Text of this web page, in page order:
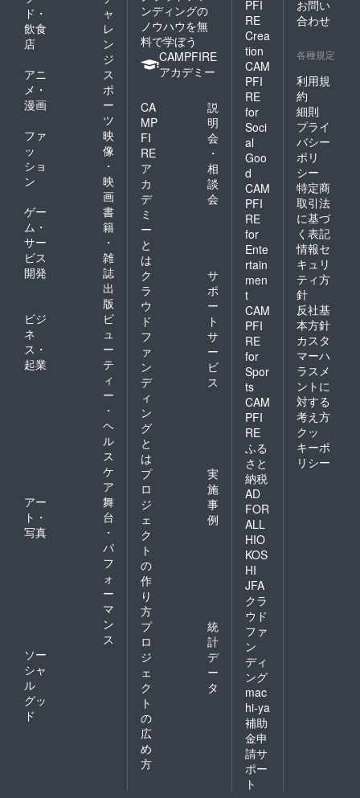
ド・
飲食
店
ャ
レ
ン
ジ
アニ
メ・
漫画
ス
ポ
ー
ツ
ファ
ッ
ショ
ン
映
像
・
映
画
ゲー
ム・
サー
ビス
開発
書
籍
・
雑
誌
出
版
ビジ
ネ
ス・
起業
ビ
ュ
ー
テ
ィ
ー
・
ヘ
ル
ス
ケ
ア
アー
ト・
写真
舞
台
・
パ
フ
ォ
ー
マ
ン
ス
ソー
シャ
ル
グッ
ド
ンディングの
ノウハウを無
料で学ぼう
CAMPFIRE
アカデミー
CA
MP
FI
RE
ア
カ
デ
ミ
ー
と
は
説
明
会
・
相
談
会
ク
ラ
ウ
ド
フ
ァ
ン
デ
ィ
ン
グ
と
は
サ
ポ
ー
ト
サ
ー
ビ
ス
プ
ロ
ジ
ェ
ク
ト
の
作
り
方
実
施
事
例
プ
ロ
ジ
ェ
ク
ト
の
広
め
方
統
計
デ
ー
タ
PFI
RE
Crea
tion
CAM
PFI
RE
for
Soci
al
Goo
d
CAM
PFI
RE
for
Ente
rtain
men
t
CAM
PFI
RE
for
Spor
ts
CAM
PFI
RE
ふる
さと
納税
AD
FOR
ALL
HIO
KOS
HI
JFA
クラ
ウド
ファ
ン
ディ
ング
mac
hi-ya
補助
金申
請サ
ポー
ト
お問い
合わせ
各種規定
利用規
約
細則
プライ
バシー
ポリ
シー
特定商
取引法
に基づ
く表記
情報セ
キュリ
ティ方
針
反社基
本方針
カスタ
マーハ
ラスメ
ントに
対する
考え方
クッ
キーポ
リシー